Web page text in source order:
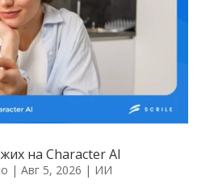
на Character AI
| Авг 5, 2026 | ИИ